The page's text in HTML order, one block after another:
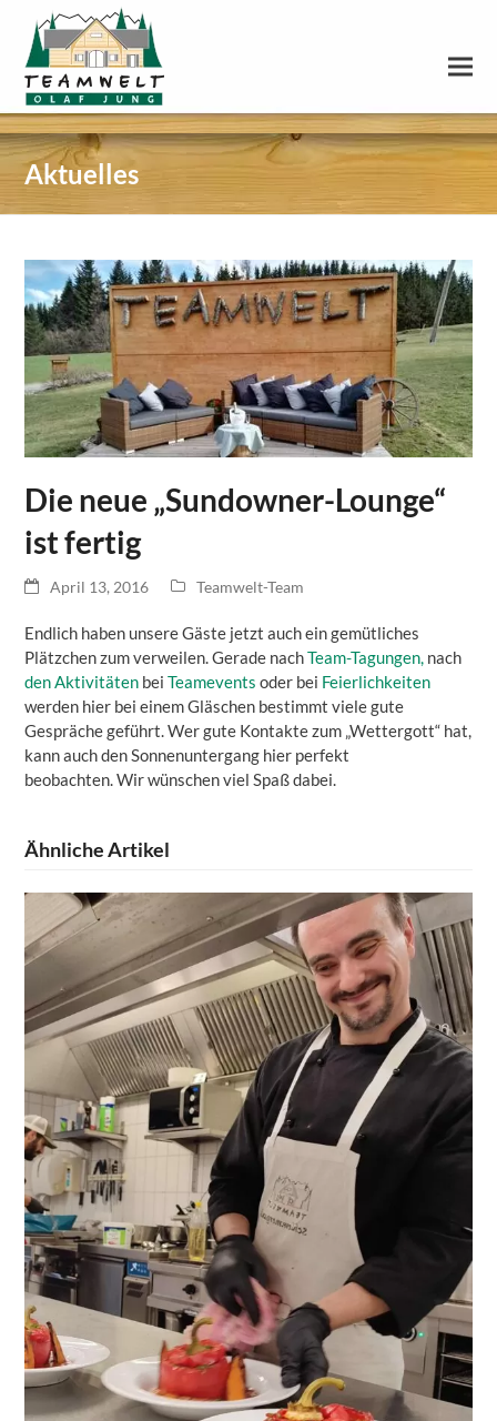
Aktuelles
Die neue „Sundowner-Lounge“
ist fertig
April 13, 2016 Teamwelt-Team
Endlich haben unsere Gäste jetzt auch ein gemütliches
Plätzchen zum verweilen. Gerade nachTeam-Tagungen, nach
den Aktivitäten beiTeamevents oder bei Feierlichkeiten
werden hier bei einem Gläschen bestimmt viele gute
Gespräche geführt. Wer gute Kontakte zum „Wettergott“ hat,
kann auch den Sonnenuntergang hier perfekt
beobachten. Wir wünschen viel Spaß dabei.
Ähnliche Artikel